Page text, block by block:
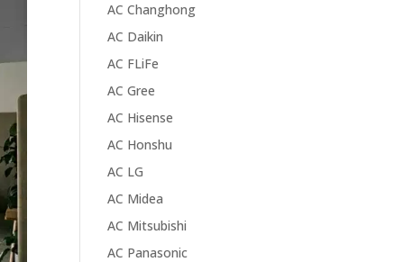
AC Changhong
AC Daikin
AC FLiFe
AC Gree
AC Hisense
AC Honshu
AC LG
AC Midea
AC Mitsubishi
AC Panasonic